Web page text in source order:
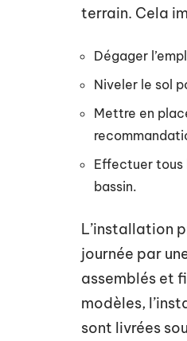
terrain. Cela
Dégager
Niveler le sol
Mettre en
Effectuer tous
bassin.
L’installation
journée par
assemblés et
modèles,
sont livrées